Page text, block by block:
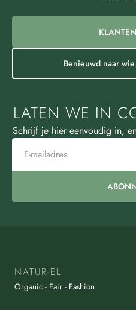
Benieuwd naar
LATEN WE IN
Schrijf je hier eenvoudig in,
NATUR-EL
Organic - Fair - Fashion